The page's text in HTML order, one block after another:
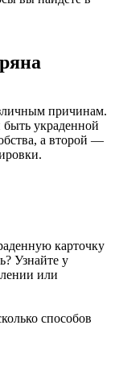
причинам.
украденной
а второй —
карточку
Узнайте у
или
способов